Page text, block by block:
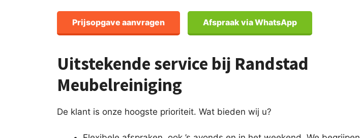
Prijsopgave aanvragen Afspraak via WhatsApp
Uitstekende service bij Randstad
Meubelreiniging
De klant is onze hoogste prioriteit. Wat bieden wij u?